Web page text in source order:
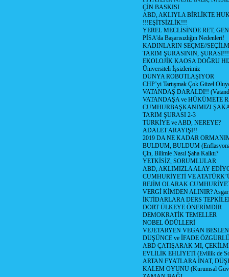
ÇİN BASKISI
ABD, AKLIYLA BİRLİKTE
!!!EŞİTSİZLİK!!!
YEREL MECLİSİNDE RET,
PİSA'da Başarısızlığın Nedenleri!
KADINLARIN SEÇME//
TARIM ŞURASININ, ŞURASI!!!
EKOLOJİK KAOSA DOĞRU
Üniversiteli İşsizlerimiz
DÜNYA ROBOTLAŞIYOR
CHP’yi Tartışmak Çok Güzel
VATANDAŞ DARALDI!!
VATANDAŞA ve HÜKÜMETE
CUMHURBAŞKANIMIZI
TARIM ŞURASI 2-3
TÜRKİYE ve ABD, NEREYE?
ADALET ARAYIŞI!!
2019 DA NE KADAR
BULDUM, BULDUM
Çin, Bilimle Nasıl Şaha Kalktı?
YETKİSİZ, SORUMLULAR
ABD, AKLIMIZLA ALAY
CUMHURİYETİ VE
REJİM OLARAK
VERGİ KİMDEN ALINIR?
İKTİDARLARA DERS
DÖRT ÜLKEYE ÖNERİMDİR
DEMOKRATİK TEMELLER
NOBEL ÖDÜLLERİ
VEJETARYEN VEGAN
DÜŞÜNCE ve İFADE
ABD ÇATIŞARAK MI,
EVLİLİK EHLİYETİ (Evlilik de
ARTAN FYATLARA İNAT,
KALEM OYUNU (Kurumsal